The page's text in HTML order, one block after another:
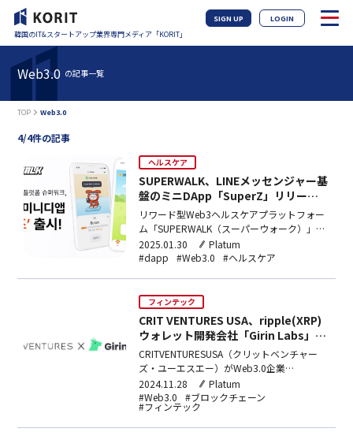
韓国のIT&スタートアップ業界専門メディア「KORIT」
SIGN UP LOGIN
Web3.0 の記事一覧
TOP Web3.0
4/4件の記事
ヘルスケア
SUPERWALK、LINEメッセンジャー基
盤のミニDApp「SuperZ」リリー
ス…グローバル市場攻略
リワード型Web3ヘルスケアプラットフォー
ム「SUPERWALK（スーパーウォーク）」を
運営するProground（プログラウンド）が、
グローバルメッセンジャー「LINE（ライ
「SuperZ（スーパーズ）」をリリースし、
グ…
2025.01.30
Platum
#dapp
#Web3.0 #ヘルスケア
フィンテック
CRIT VENTURES USA、ripple(XRP)
ウォレット開発会社「Girin Labs」に
30万ドル出資
CRITVENTURESUSA（クリットベンチャー
ズ・ユーエスエー）がWeb3.0企業
「GirinLabs」（ギロンラボ）に30万ドル
（約4,300万円）規模の投資を行った。
GirinLabsは、世界の暗号通貨の時価総額7位
のripple（リップル、XRP）と、ripple系サ
2024.11.28
Platum
#Web3.0
#ブロックチェーン
#フィンテック